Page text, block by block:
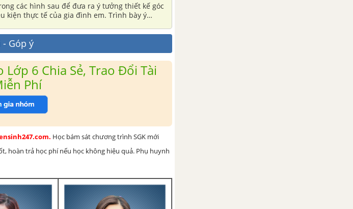
các hình sau để đưa ra ý tưởng thiết kế góc
kiện thực tế của gia đình em. Trình bày ý
Góp ý
6 Chia Sẻ, Trao Đổi Tài
Phí
Học bám sát chương trình SGK mới
hoàn trả học phí nếu học không hiệu quả. Phụ huynh